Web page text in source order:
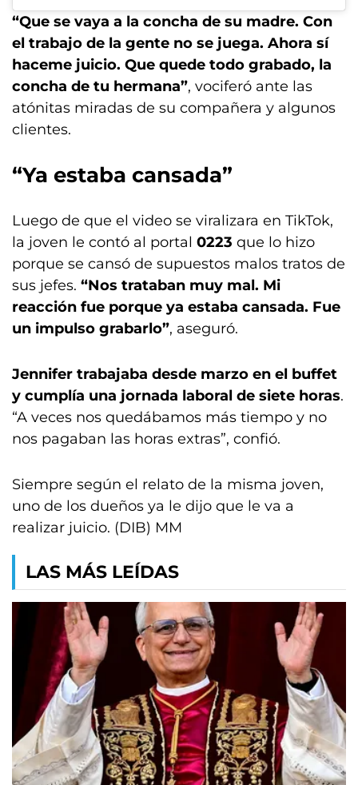
“Que se vaya a la concha de su madre. Con
el trabajo de la gente no se juega. Ahora sí
haceme juicio. Que quede todo grabado, la
concha de tu hermana”, vociferó ante las
atónitas miradas de su compañera y algunos
clientes.
“Ya estaba cansada”
Luego de que el video se viralizara en TikTok,
la joven le contó al portal 0223 que lo hizo
porque se cansó de supuestos malos tratos de
sus jefes. “Nos trataban muy mal. Mi
reacción fue porque ya estaba cansada. Fue
un impulso grabarlo”, aseguró.
Jennifer trabajaba desde marzo en el buffet
y cumplía una jornada laboral de siete horas.
“A veces nos quedábamos más tiempo y no
nos pagaban las horas extras”, confió.
Siempre según el relato de la misma joven,
uno de los dueños ya le dijo que le va a
realizar juicio. (DIB) MM
LAS MÁS LEÍDAS